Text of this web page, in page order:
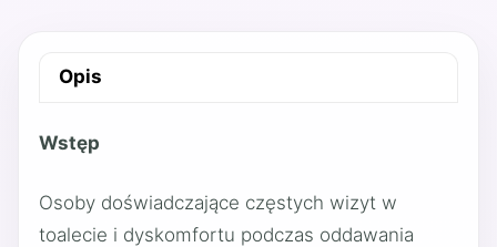
Opis
Wstęp
Osoby doświadczające częstych wizyt w
toalecie i dyskomfortu podczas oddawania